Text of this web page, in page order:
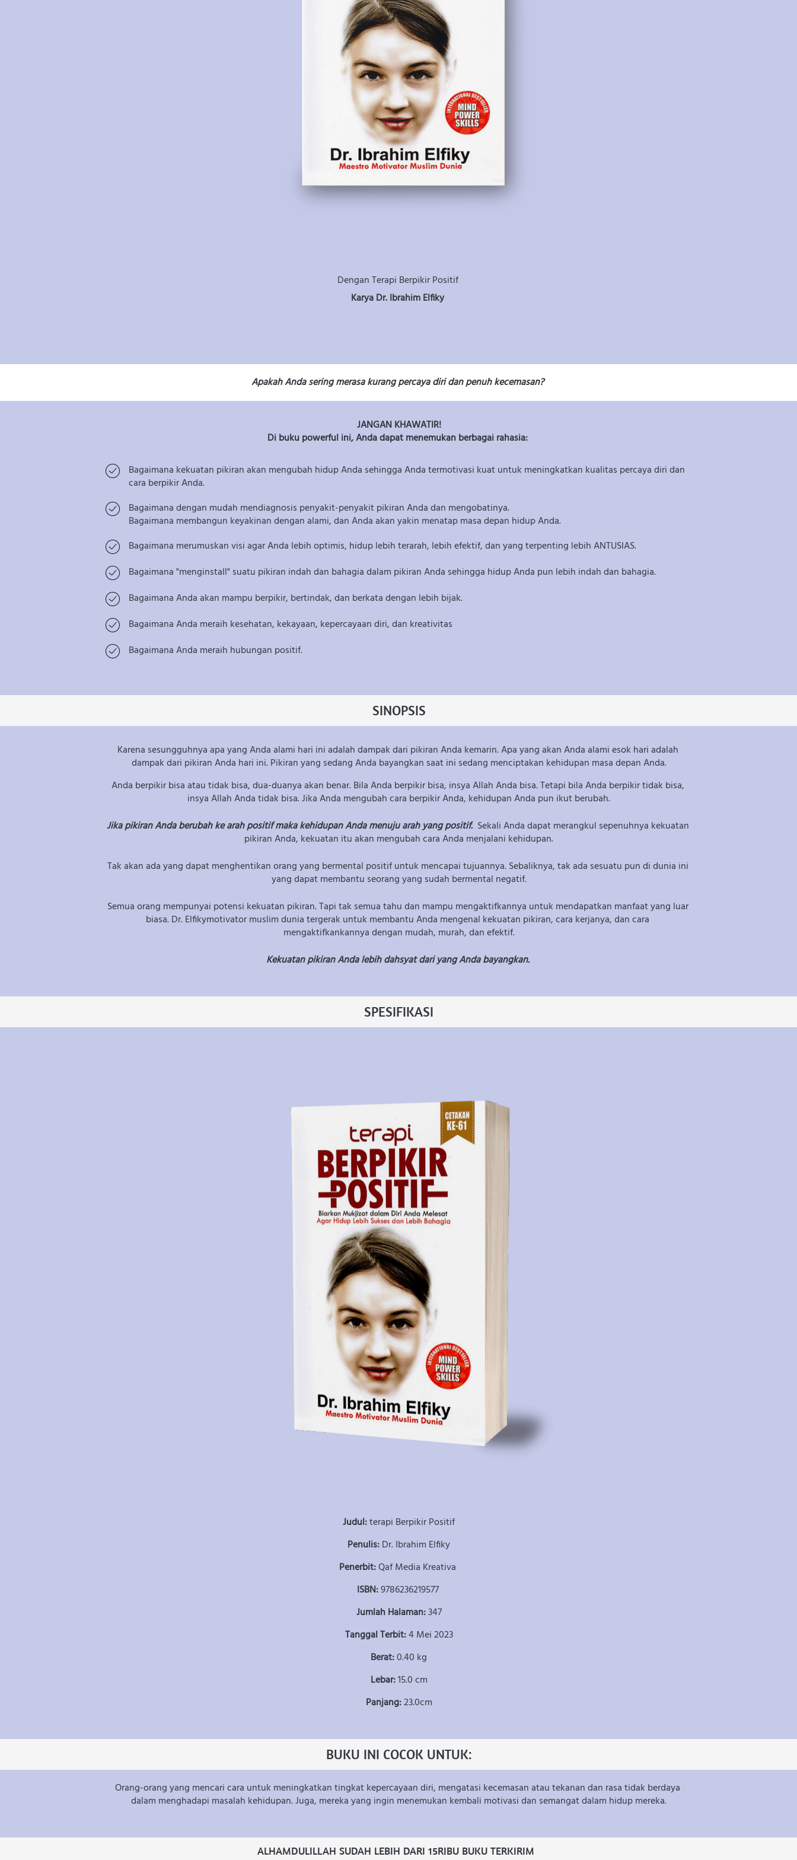
Dengan Terapi Berpikir Positif
Karya Dr. Ibrahim Elfiky
Apakah Anda sering merasa kurang percaya diri dan penuh kecemasan?
JANGAN KHAWATIR!
Di buku powerful ini, Anda dapat menemukan berbagai rahasia:
Bagaimana kekuatan pikiran akan mengubah hidup Anda sehingga Anda termotivasi kuat untuk meningkatkan kualitas percaya diri dan
cara berpikir Anda.
Bagaimana dengan mudah mendiagnosis penyakit-penyakit pikiran Anda dan mengobatinya.
Bagaimana membangun keyakinan dengan alami, dan Anda akan yakin menatap masa depan hidup Anda.
Bagaimana merumuskan visi agar Anda lebih optimis, hidup lebih terarah, lebih efektif, dan yang terpenting lebih ANTUSIAS.
Bagaimana "menginstall" suatu pikiran indah dan bahagia dalam pikiran Anda sehingga hidup Anda pun lebih indah dan bahagia.
Bagaimana Anda akan mampu berpikir, bertindak, dan berkata dengan lebih bijak.
Bagaimana Anda meraih kesehatan, kekayaan, kepercayaan diri, dan kreativitas
Bagaimana Anda meraih hubungan positif.
SINOPSIS
Karena sesungguhnya apa yang Anda alami hari ini adalah dampak dari pikiran Anda kemarin. Apa yang akan Anda alami esok hari adalah
dampak dari pikiran Anda hari ini. Pikiran yang sedang Anda bayangkan saat ini sedang menciptakan kehidupan masa depan Anda.
Anda berpikir bisa atau tidak bisa, dua-duanya akan benar. Bila Anda berpikir bisa, insya Allah Anda bisa. Tetapi bila Anda berpikir tidak bisa,
insya Allah Anda tidak bisa. Jika Anda mengubah cara berpikir Anda, kehidupan Anda pun ikut berubah.
Jika pikiran Anda berubah ke arah positif maka kehidupan Anda menuju arah yang positif. Sekali Anda dapat merangkul sepenuhnya kekuatan
pikiran Anda, kekuatan itu akan mengubah cara Anda menjalani kehidupan.
Tak akan ada yang dapat menghentikan orang yang bermental positif untuk mencapai tujuannya. Sebaliknya, tak ada sesuatu pun di dunia ini
yang dapat membantu seorang yang sudah bermental negatif.
Semua orang mempunyai potensi kekuatan pikiran. Tapi tak semua tahu dan mampu mengaktifkannya untuk mendapatkan manfaat yang luar
biasa. Dr. Elfikymotivator muslim dunia tergerak untuk membantu Anda mengenal kekuatan pikiran, cara kerjanya, dan cara
mengaktifkankannya dengan mudah, murah, dan efektif.
Kekuatan pikiran Anda lebih dahsyat dari yang Anda bayangkan.
SPESIFIKASI
Judul: terapi Berpikir Positif
Penulis: Dr. Ibrahim Elfiky
Penerbit: Qaf Media Kreativa
ISBN: 9786236219577
Jumlah Halaman: 347
Tanggal Terbit: 4 Mei 2023
Berat: 0.40 kg
Lebar: 15.0 cm
Panjang: 23.0cm
BUKU INI COCOK UNTUK:
Orang-orang yang mencari cara untuk meningkatkan tingkat kepercayaan diri, mengatasi kecemasan atau tekanan dan rasa tidak berdaya
dalam menghadapi masalah kehidupan. Juga, mereka yang ingin menemukan kembali motivasi dan semangat dalam hidup mereka.
ALHAMDULILLAH SUDAH LEBIH DARI 15RIBU BUKU TERKIRIM